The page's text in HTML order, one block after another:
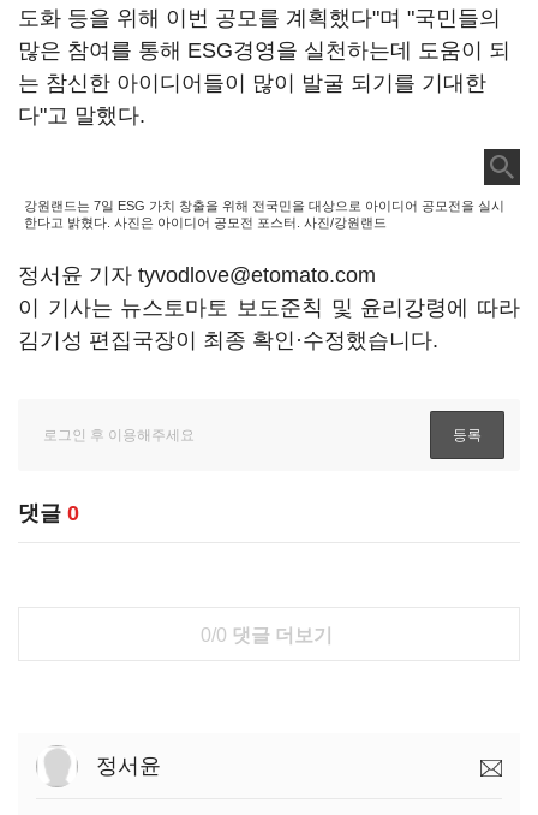
도화 등을 위해 이번 공모를 계획했다"며 "국민들의
많은 참여를 통해 ESG경영을 실천하는데 도움이 되
는 참신한 아이디어들이 많이 발굴 되기를 기대한
다"고 말했다.
강원랜드는 7일 ESG 가치 창출을 위해 전국민을 대상으로 아이디어 공모전을 실시
한다고 밝혔다. 사진은 아이디어 공모전 포스터. 사진/강원랜드
정서윤 기자 tyvodlove@etomato.com
이 기사는 뉴스토마토 보도준칙 및 윤리강령에 따라
김기성 편집국장이 최종 확인·수정했습니다.
댓글 0
0/0 댓글 더보기
정서윤